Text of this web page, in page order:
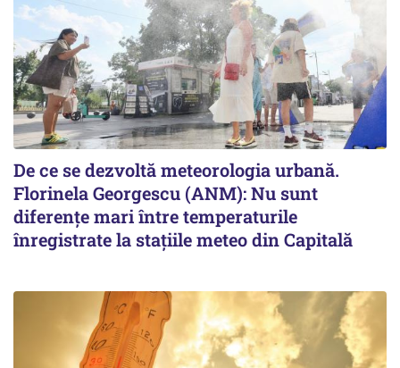
De ce se dezvoltă meteorologia urbană.
Florinela Georgescu (ANM): Nu sunt
diferențe mari între temperaturile
înregistrate la stațiile meteo din Capitală